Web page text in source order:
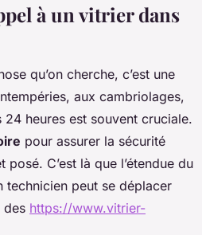
à un vitrier dans
qu’on cherche, c’est une
aux cambriolages,
24 heures est souvent cruciale.
pour assurer la sécurité
C’est là que l’étendue du
technicien peut se déplacer
des https://www.vitrier-